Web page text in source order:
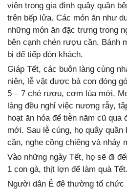
viên trong gia đình quây quần
trên bếp lửa. Các món ăn như
những món ăn đặc trưng trong
bên cạnh chén rượu cần. Bánh
bị để tiếp đón khách.
Giáp Tết, các buôn làng cùng
niên, lễ vật được bà con đóng
5 – 7 ché rượu, cơm lúa mới.
làng đều nghỉ việc nương rẫy,
hoạt ăn hóa để tiễn năm cũ qua
mới. Sau lễ cúng, họ quây quần
cần, nghe cồng chiêng và nhảy
Vào những ngày Tết, họ sẽ đi
1 con gà, thịt lợn để làm quà Tết.
Người dân Ê đê thường tổ chức